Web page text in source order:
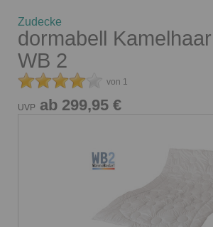
Zudecke
dormabell
WB 2
von 1
UVP ab 299,95 €